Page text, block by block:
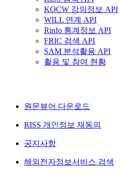
KOCW 강의정보 API
WILL 연계 API
Rinfo 통계정보 API
FRIC 검색 API
SAM 분석활용 API
활용 및 참여 현황
원문뷰어 다운로드
RISS 개인정보 재동의
공지사항
해외전자정보서비스 검색